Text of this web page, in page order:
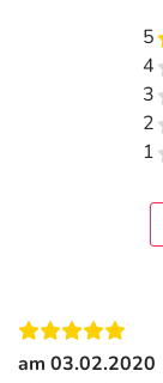
5
4
3
2
1
am 03.02.2020